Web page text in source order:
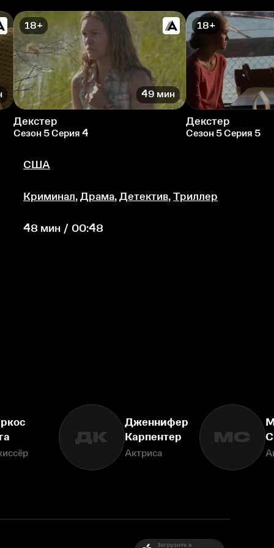
18+
49 мин
Декстер
Сезон 5 Серия 4
18+
Декстер
Сезон 5 Серия 5
США
Криминал, Драма, Детектив, Триллер
48 мин / 00:48
ДК
Дженнифер
Карпентер
Актриса
МС